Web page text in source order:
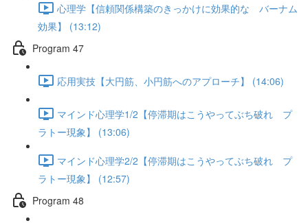
心理学【信頼関係構築のきっかけに効果的な バーナム
効果】 (13:12)
Program 47
応用実技【大円筋、小円筋へのアプローチ】 (14:06)
マインド心理学1/2【停滞期はこうやってぶち破れ プ
ラトー現象】 (13:06)
マインド心理学2/2【停滞期はこうやってぶち破れ プ
ラトー現象】 (12:57)
Program 48